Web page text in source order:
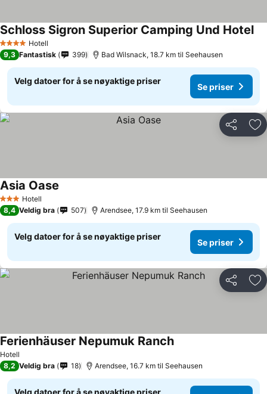
4 StjernerHotell
Schloss Sigron Superior Camping Und Hotel
9,3 Fantastisk 399 Bad Wilsnack, 18.7 km til Seehausen
Velg datoer for å se nøyaktige priser
Se priser
Del
3 StjernerHotell
Asia Oase
8,4 Veldig bra 507 Arendsee, 17.9 km til Seehausen
Velg datoer for å se nøyaktige priser
Se priser
Del
Hotell
Ferienhäuser Nepumuk Ranch
8,2 Veldig bra 18 Arendsee, 16.7 km til Seehausen
Velg datoer for å se nøyaktige priser